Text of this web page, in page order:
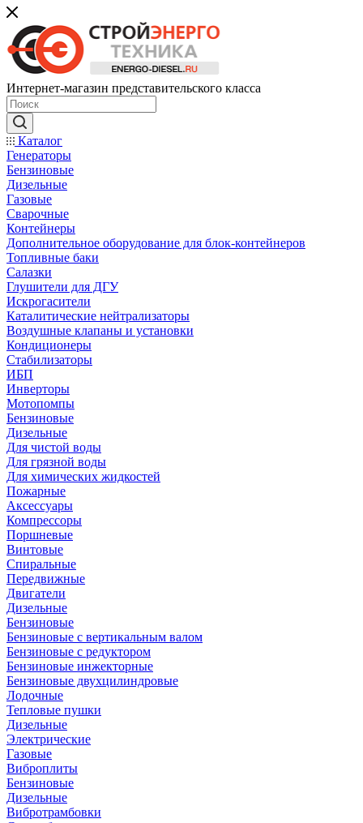
Интернет-магазин представительского класса
Каталог
Генераторы
Бензиновые
Дизельные
Газовые
Сварочные
Контейнеры
Дополнительное оборудование для блок-контейнеров
Топливные баки
Салазки
Глушители для ДГУ
Искрогасители
Каталитические нейтрализаторы
Воздушные клапаны и установки
Кондиционеры
Стабилизаторы
ИБП
Инверторы
Мотопомпы
Бензиновые
Дизельные
Для чистой воды
Для грязной воды
Для химических жидкостей
Пожарные
Аксессуары
Компрессоры
Поршневые
Винтовые
Спиральные
Передвижные
Двигатели
Дизельные
Бензиновые
Бензиновые с вертикальным валом
Бензиновые с редуктором
Бензиновые инжекторные
Бензиновые двухцилиндровые
Лодочные
Тепловые пушки
Дизельные
Электрические
Газовые
Виброплиты
Бензиновые
Дизельные
Вибротрамбовки